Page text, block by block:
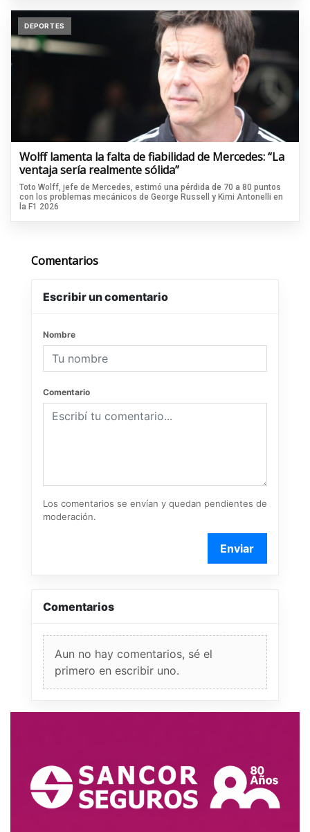
DEPORTES
Wolff lamenta la falta de fiabilidad de Mercedes: “La
ventaja sería realmente sólida”
Toto Wolff, jefe de Mercedes, estimó una pérdida de 70 a 80 puntos
con los problemas mecánicos de George Russell y Kimi Antonelli en
la F1 2026
Comentarios
Escribir un comentario
Nombre
Comentario
Los comentarios se envían y quedan pendientes de
moderación.
Enviar
Comentarios
Aun no hay comentarios, sé el
primero en escribir uno.